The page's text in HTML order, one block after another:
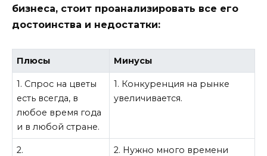
бизнеса, стоит проанализировать все его
достоинства и недостатки:
Плюсы Минусы
1. Спрос на цветы
есть всегда, в
любое время года
и в любой стране.
1. Конкуренция на рынке
увеличивается.
2.
2. Нужно много времени